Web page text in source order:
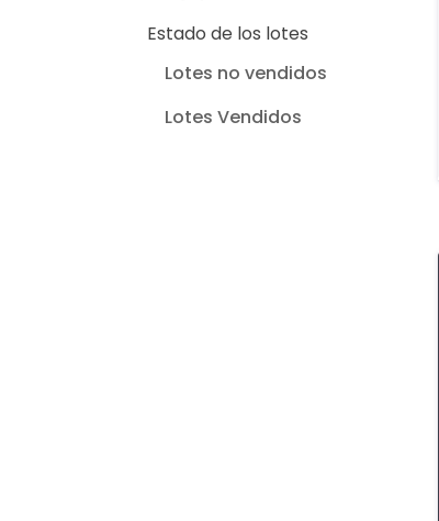
Estado de los lotes
Lotes no vendidos
Lotes Vendidos